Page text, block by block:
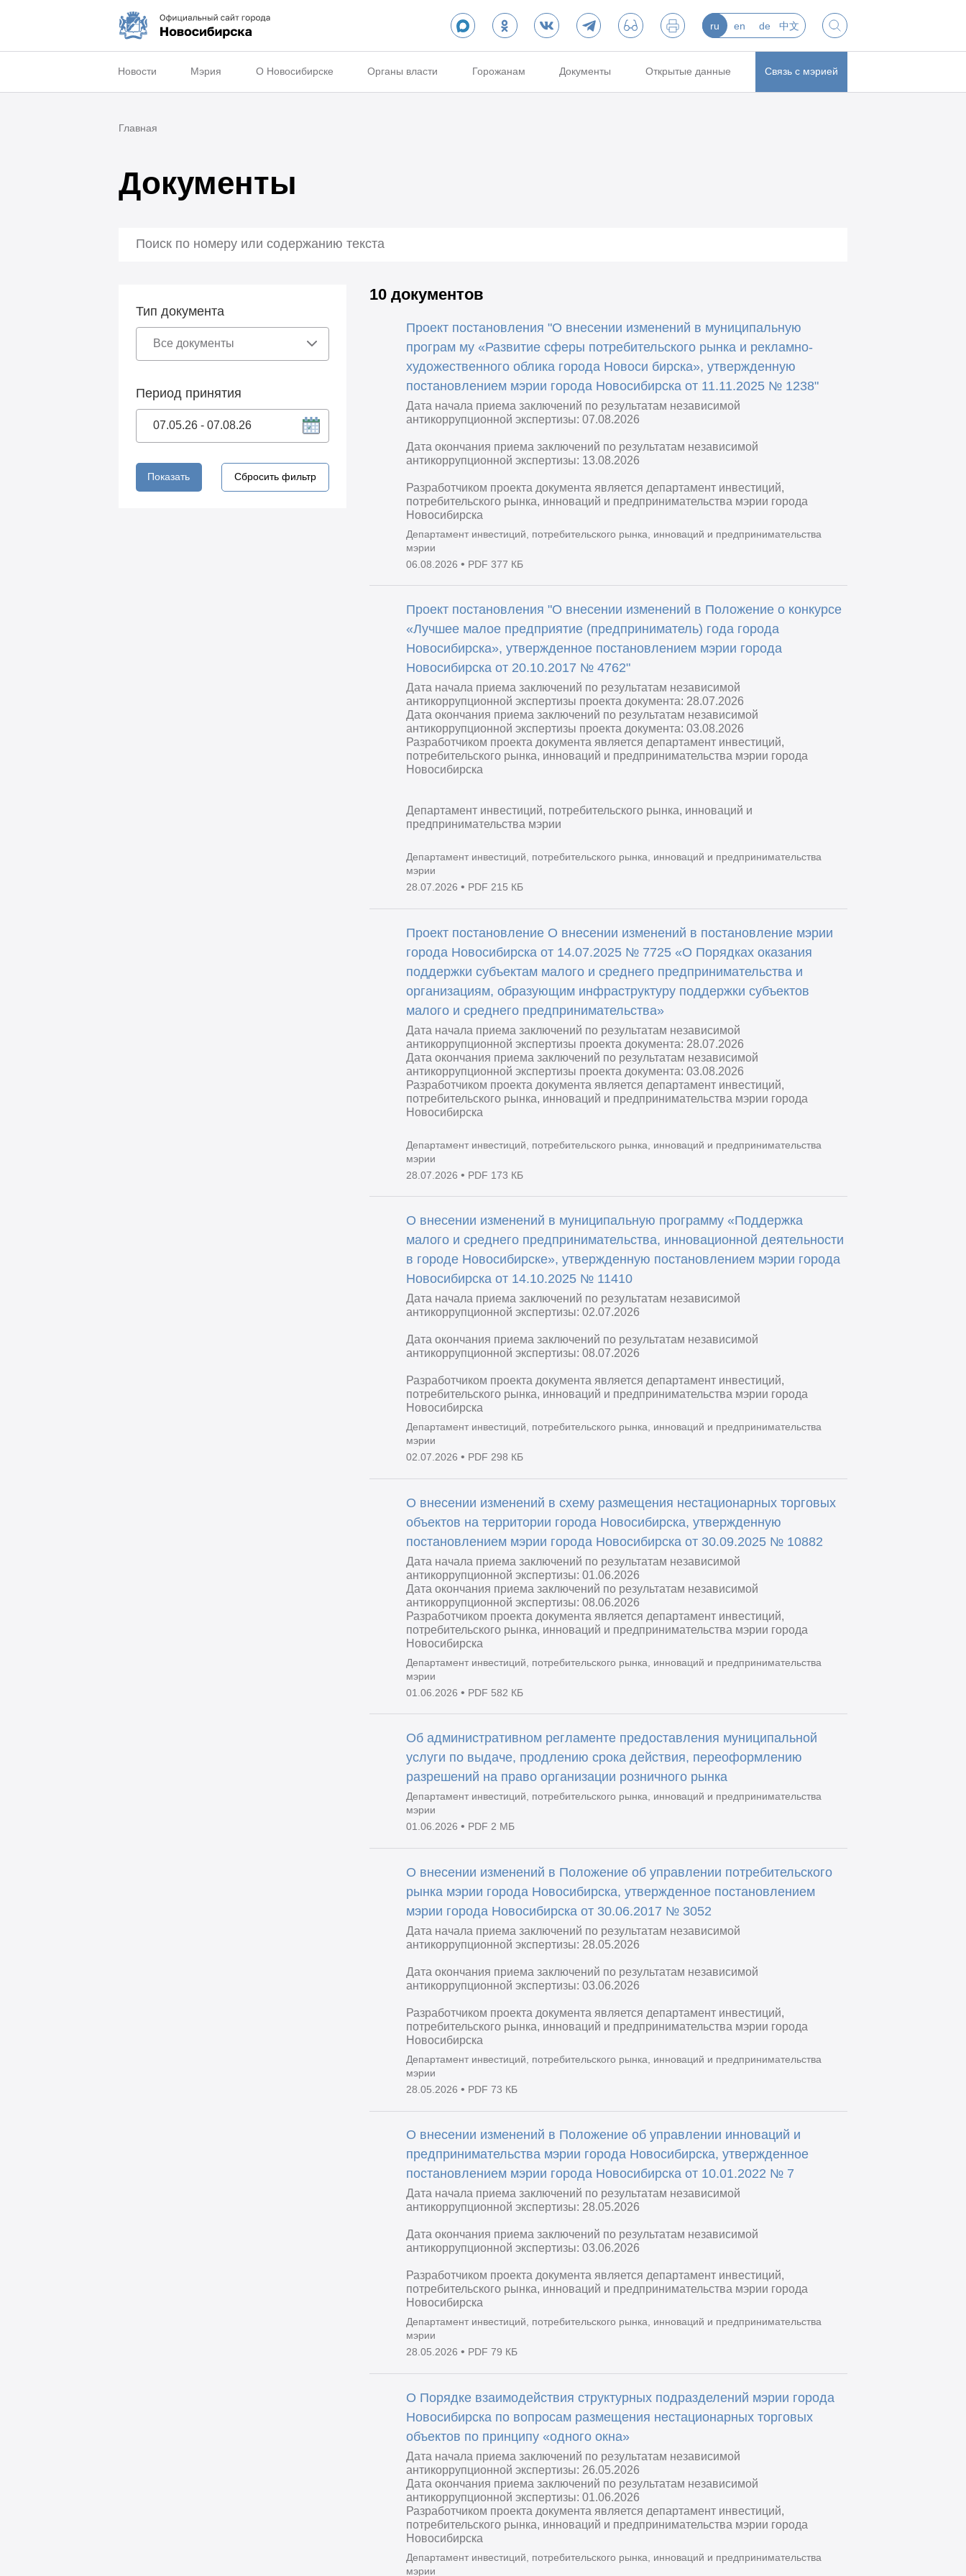
ru en de 中文
Новости Мэрия О Новосибирске Органы власти Горожанам Документы Открытые данные Связь с мэрией
Главная
Документы
Тип документа
Период принятия
Показать Сбросить фильтр
10 документов
Проект постановления "О внесении изменений в муниципальную
програм му «Развитие сферы потребительского рынка и рекламно-
художественного облика города Новоси бирска», утвержденную
постановлением мэрии города Новосибирска от 11.11.2025 № 1238"
Дата начала приема заключений по результатам независимой
антикоррупционной экспертизы: 07.08.2026
Дата окончания приема заключений по результатам независимой
антикоррупционной экспертизы: 13.08.2026
Разработчиком проекта документа является департамент инвестиций,
потребительского рынка, инноваций и предпринимательства мэрии города
Новосибирска
Департамент инвестиций, потребительского рынка, инноваций и предпринимательства
мэрии
06.08.2026 • PDF 377 КБ
Проект постановления "О внесении изменений в Положение о конкурсе
«Лучшее малое предприятие (предприниматель) года города
Новосибирска», утвержденное постановлением мэрии города
Новосибирска от 20.10.2017 № 4762"
Дата начала приема заключений по результатам независимой
антикоррупционной экспертизы проекта документа: 28.07.2026
Дата окончания приема заключений по результатам независимой
антикоррупционной экспертизы проекта документа: 03.08.2026
Разработчиком проекта документа является департамент инвестиций,
потребительского рынка, инноваций и предпринимательства мэрии города
Новосибирска
Департамент инвестиций, потребительского рынка, инноваций и
предпринимательства мэрии
Департамент инвестиций, потребительского рынка, инноваций и предпринимательства
мэрии
28.07.2026 • PDF 215 КБ
Проект постановление О внесении изменений в постановление мэрии
города Новосибирска от 14.07.2025 № 7725 «О Порядках оказания
поддержки субъектам малого и среднего предпринимательства и
организациям, образующим инфраструктуру поддержки субъектов
малого и среднего предпринимательства»
Дата начала приема заключений по результатам независимой
антикоррупционной экспертизы проекта документа: 28.07.2026
Дата окончания приема заключений по результатам независимой
антикоррупционной экспертизы проекта документа: 03.08.2026
Разработчиком проекта документа является департамент инвестиций,
потребительского рынка, инноваций и предпринимательства мэрии города
Новосибирска
Департамент инвестиций, потребительского рынка, инноваций и предпринимательства
мэрии
28.07.2026 • PDF 173 КБ
О внесении изменений в муниципальную программу «Поддержка
малого и среднего предпринимательства, инновационной деятельности
в городе Новосибирске», утвержденную постановлением мэрии города
Новосибирска от 14.10.2025 № 11410
Дата начала приема заключений по результатам независимой
антикоррупционной экспертизы: 02.07.2026
Дата окончания приема заключений по результатам независимой
антикоррупционной экспертизы: 08.07.2026
Разработчиком проекта документа является департамент инвестиций,
потребительского рынка, инноваций и предпринимательства мэрии города
Новосибирска
Департамент инвестиций, потребительского рынка, инноваций и предпринимательства
мэрии
02.07.2026 • PDF 298 КБ
О внесении изменений в схему размещения нестационарных торговых
объектов на территории города Новосибирска, утвержденную
постановлением мэрии города Новосибирска от 30.09.2025 № 10882
Дата начала приема заключений по результатам независимой
антикоррупционной экспертизы: 01.06.2026
Дата окончания приема заключений по результатам независимой
антикоррупционной экспертизы: 08.06.2026
Разработчиком проекта документа является департамент инвестиций,
потребительского рынка, инноваций и предпринимательства мэрии города
Новосибирска
Департамент инвестиций, потребительского рынка, инноваций и предпринимательства
мэрии
01.06.2026 • PDF 582 КБ
Об административном регламенте предоставления муниципальной
услуги по выдаче, продлению срока действия, переоформлению
разрешений на право организации розничного рынка
Департамент инвестиций, потребительского рынка, инноваций и предпринимательства
мэрии
01.06.2026 • PDF 2 МБ
О внесении изменений в Положение об управлении потребительского
рынка мэрии города Новосибирска, утвержденное постановлением
мэрии города Новосибирска от 30.06.2017 № 3052
Дата начала приема заключений по результатам независимой
антикоррупционной экспертизы: 28.05.2026
Дата окончания приема заключений по результатам независимой
антикоррупционной экспертизы: 03.06.2026
Разработчиком проекта документа является департамент инвестиций,
потребительского рынка, инноваций и предпринимательства мэрии города
Новосибирска
Департамент инвестиций, потребительского рынка, инноваций и предпринимательства
мэрии
28.05.2026 • PDF 73 КБ
О внесении изменений в Положение об управлении инноваций и
предпринимательства мэрии города Новосибирска, утвержденное
постановлением мэрии города Новосибирска от 10.01.2022 № 7
Дата начала приема заключений по результатам независимой
антикоррупционной экспертизы: 28.05.2026
Дата окончания приема заключений по результатам независимой
антикоррупционной экспертизы: 03.06.2026
Разработчиком проекта документа является департамент инвестиций,
потребительского рынка, инноваций и предпринимательства мэрии города
Новосибирска
Департамент инвестиций, потребительского рынка, инноваций и предпринимательства
мэрии
28.05.2026 • PDF 79 КБ
О Порядке взаимодействия структурных подразделений мэрии города
Новосибирска по вопросам размещения нестационарных торговых
объектов по принципу «одного окна»
Дата начала приема заключений по результатам независимой
антикоррупционной экспертизы: 26.05.2026
Дата окончания приема заключений по результатам независимой
антикоррупционной экспертизы: 01.06.2026
Разработчиком проекта документа является департамент инвестиций,
потребительского рынка, инноваций и предпринимательства мэрии города
Новосибирска
Департамент инвестиций, потребительского рынка, инноваций и предпринимательства
мэрии